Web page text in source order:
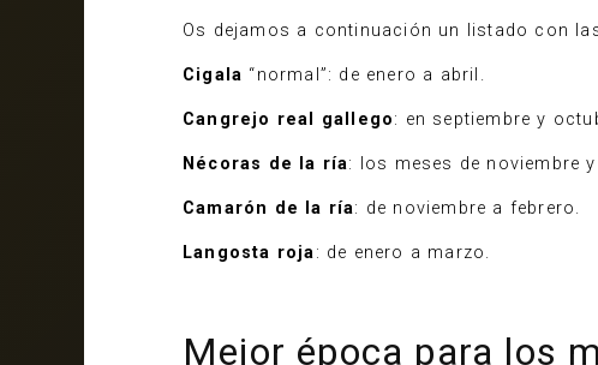
Os dejamos a continuación un listado con
Cigala “normal”: de enero a abril.
Cangrejo real gallego: en septiembre y
Nécoras de la ría: los meses de noviembre
Camarón de la ría: de noviembre a febrero.
Langosta roja: de enero a marzo.
Mejor época para los